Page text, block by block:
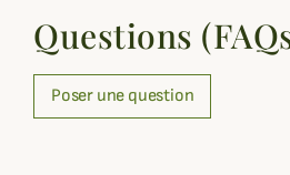
Questions
Poser une question